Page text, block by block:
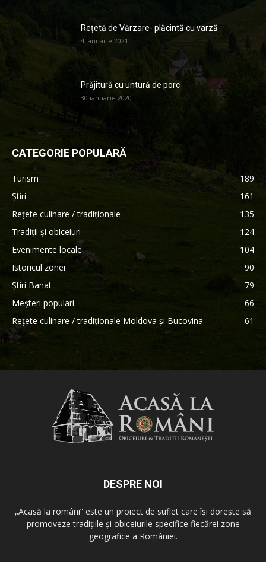
Rețetă de Vărzare- plăcintă cu varză
4 ianuarie 2021
Prăjitură cu untură de porc
30 ianuarie 2020
CATEGORIE POPULARĂ
Turism
189
Știri
161
Rețete culinare / tradiționale
135
Tradiții și obiceiuri
124
Evenimente locale
104
Istoricul zonei
90
Știri Banat
79
Meșteri populari
66
Rețete culinare / tradiționale Moldova și Bucovina
61
DESPRE NOI
„Acasă la români” este un proiect de suflet care își dorește să
promoveze tradițiile și obiceiurile specifice fiecărei zone
geografice a României.